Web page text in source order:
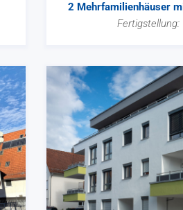
2 Mehrfamilienhäuser